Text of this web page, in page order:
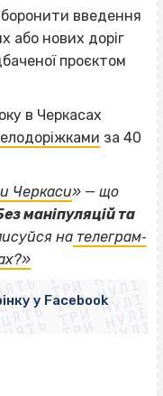
введення
або нових доріг
проєктом
в Черкасах
за 40
Черкаси» — що
маніпуляцій та
на телеграм‐
ТРИ НУЛІ
ТРИ НУЛІ
ТРИ НУЛІ
ТРИ НУЛІ
ТРИ НУЛІ
ТРИ НУЛІ
ТРИ НУЛІ
ТРИ НУЛІ
у Facebook